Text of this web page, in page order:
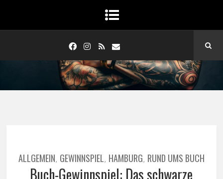
ALLGEMEIN, GEWINNSPIEL, HAMBURG, RUND UMS BUCH
Buch-Gewinnspiel: Das schwarze